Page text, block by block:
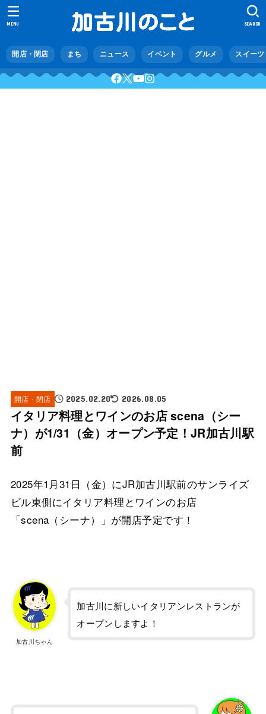
開店・閉店 まち ニュース イベント グルメ スイーツ
SEARCH
MENU
開店・閉店 2025.02.20 2026.08.05
イタリア料理とワインのお店 scena（シー
ナ）が1/31（金）オープン予定！JR加古川駅
前
2025年1月31日（金）にJR加古川駅前のサンライズ
ビル東側にイタリア料理とワインのお店
「scena（シーナ）」が開店予定です！
加古川ちゃん
加古川に新しいイタリアンレストランが
オープンしますよ！